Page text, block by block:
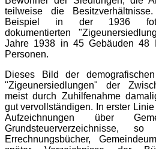
teilweise die
Beispiel in der 1936
dokumentierten
Jahre 1938 in 45 Gebäuden 48
Personen.
Dieses Bild der
"Zigeunersiedlungen" der
meist durch Zuhilfenahme
gut vervollständigen. In erster
Aufzeichnungen über
Grundsteuerverzeichnisse,
Errechnungsbücher,